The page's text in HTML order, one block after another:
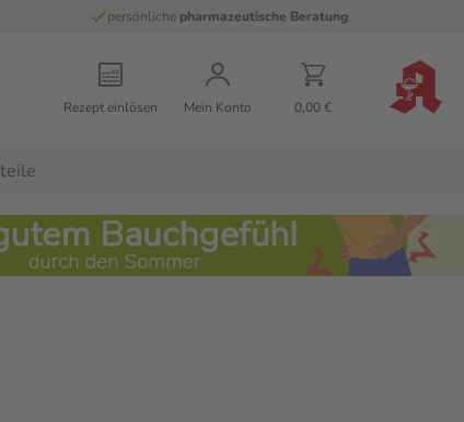
persönliche pharmazeutische Beratung
Rezept einlösen Mein Konto 0,00 €